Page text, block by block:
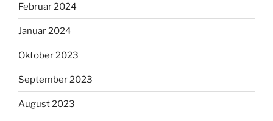
Februar 2024
Januar 2024
Oktober 2023
September 2023
August 2023